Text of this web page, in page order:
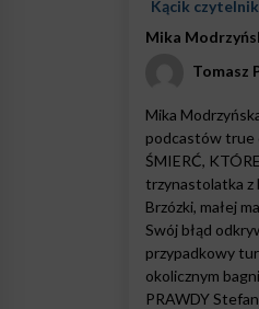
Kącik
Mika
Tomasz
Mika
podcastów true
ŚMIERĆ,
trzynastolatka z
Brzózki, małej
Swój błąd
przypadkowy
okolicznym
PRAWDY